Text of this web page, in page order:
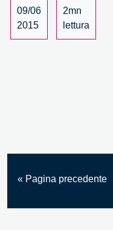
09/06
2015
2mn
lettura
« Pagina precedente